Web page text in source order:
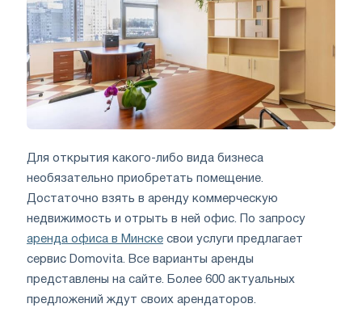
Для открытия какого-либо вида бизнеса
необязательно приобретать помещение.
Достаточно взять в аренду коммерческую
недвижимость и отрыть в ней офис. По запросу
аренда офиса в Минске свои услуги предлагает
сервис Domovita. Все варианты аренды
представлены на сайте. Более 600 актуальных
предложений ждут своих арендаторов.